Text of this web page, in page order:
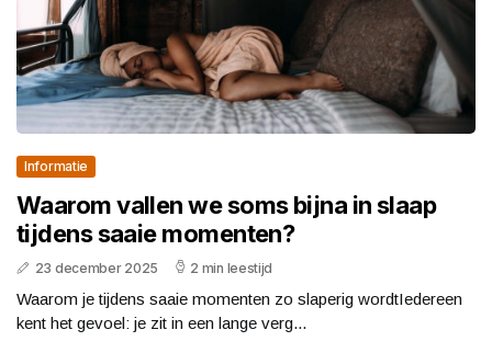
Informatie
Waarom vallen we soms bijna in slaap
tijdens saaie momenten?
23 december 2025 2 min leestijd
Waarom je tijdens saaie momenten zo slaperig wordtIedereen
kent het gevoel: je zit in een lange verg...